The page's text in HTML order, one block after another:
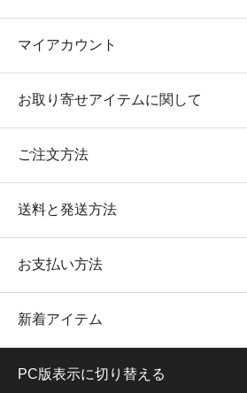
マイアカウント
お取り寄せアイテムに関して
ご注文方法
送料と発送方法
お支払い方法
新着アイテム
PC版表示に切り替える